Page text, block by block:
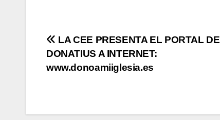
Navegación
de
LA CEE PRESENTA EL PORTAL DE
DONATIUS A INTERNET:
www.donoamiiglesia.es